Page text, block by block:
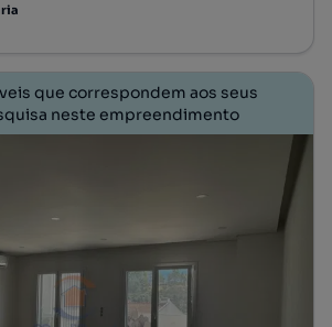
que correspondem aos seus
neste empreendimento